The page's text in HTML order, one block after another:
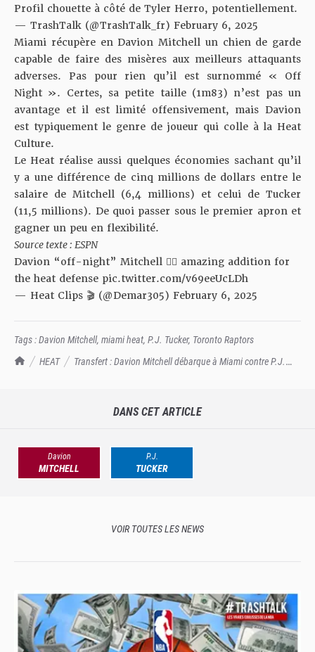
TrashTalk Actu NBA
HEAT
Transfert : Davion Mitchell débarque à Miami contre P.J.
Profil chouette à côté de Tyler Herro, potentiellement.
— TrashTalk (@TrashTalk_fr) February 6, 2025
Miami récupère en Davion Mitchell un chien de garde
capable de faire des misères aux meilleurs attaquants
adverses. Pas pour rien qu’il est surnommé « Off
Night ». Certes, sa petite taille (1m83) n’est pas un
avantage et il est limité offensivement, mais Davion
est typiquement le genre de joueur qui colle à la Heat
Culture.
Le Heat réalise aussi quelques économies sachant qu’il
y a une différence de cinq millions de dollars entre le
salaire de Mitchell (6,4 millions) et celui de Tucker
(11,5 millions). De quoi passer sous le premier apron et
gagner un peu en flexibilité.
Source texte : ESPN
Davion “off-night” Mitchell 😮‍💨 amazing addition for
the heat defense pic.twitter.com/v69eeUcLDh
— Heat Clips 🎬 (@Demar305) February 6, 2025
Tags :Davion Mitchell, miami heat, P.J. Tucker, Toronto Raptors
DANS CET ARTICLE
Davion
MITCHELL
P.J.
TUCKER
VOIR TOUTES LES NEWS